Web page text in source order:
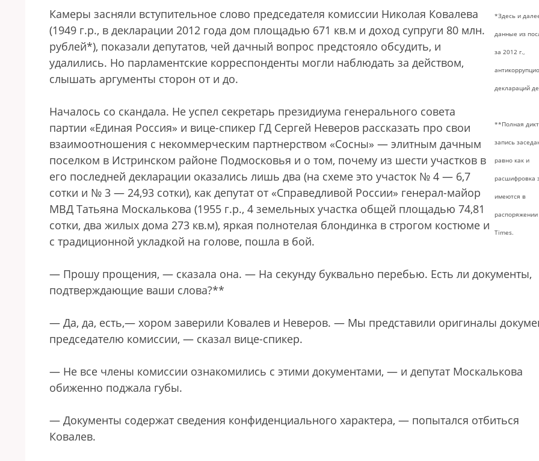
*Здесь и
данные из
за 2012 г.,
деклараций
**Полная
запись
равно как и
расшифровка
имеются в
Times.
Камеры засняли вступительное слово председателя комиссии Николая Ковалева
(1949 г.р., в декларации 2012 года дом площадью 671 кв.м и доход супруги 80 млн.
рублей*), показали депутатов, чей дачный вопрос предстояло обсудить, и
удалились. Но парламентские корреспонденты могли наблюдать за действом,
слышать аргументы сторон от и до.
Началось со скандала. Не успел секретарь президиума генерального совета
партии «Единая Россия» и вице-спикер ГД Сергей Неверов рассказать про свои
взаимоотношения с некоммерческим партнерством «Сосны» — элитным дачным
поселком в Истринском районе Подмосковья и о том, почему из шести участков в
его последней декларации оказались лишь два (на схеме это участок № 4 — 6,7
сотки и № 3 — 24,93 сотки), как депутат от «Справедливой России» генерал-майор
МВД Татьяна Москалькова (1955 г.р., 4 земельных участка общей площадью 74,81
сотки, два жилых дома 273 кв.м), яркая полнотелая блондинка в строгом костюме и
с традиционной укладкой на голове, пошла в бой.
— Прошу прощения, — сказала она. — На секунду буквально перебью. Есть ли документы,
подтверждающие ваши слова?**
— Да, да, есть,— хором заверили Ковалев и Неверов. — Мы представили оригиналы
председателю комиссии, — сказал вице-спикер.
— Не все члены комиссии ознакомились с этими документами, — и депутат Москалькова
обиженно поджала губы.
— Документы содержат сведения конфиденциального характера, — попытался отбиться
Ковалев.